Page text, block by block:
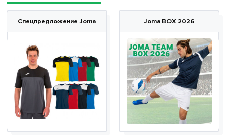
Спецпредложение Joma Joma BOX 2026